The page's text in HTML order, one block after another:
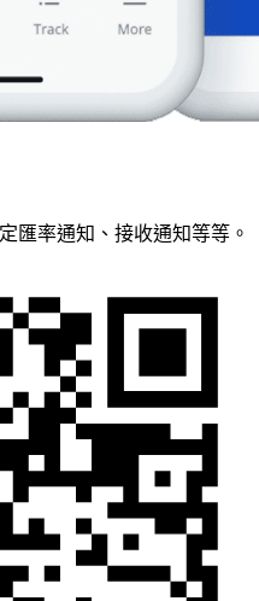
匯率通知、接收通知等等。